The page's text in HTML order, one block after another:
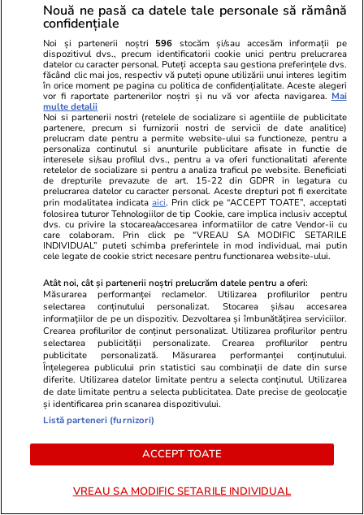
Apărării, Elbridge Colby:
România, pilon-cheie în noua
doctrină „NATO 3.0”
PARTENERI
ZiaruldeIasi.ro
Motivul interesant pentru care o
elevă din rural cu o medie de top
la Evaluarea Națională a ales un
liceu tehnologic. „Este o
nebuloasă și pentru noi”
Fanatik.ro
Meme
transferul
„E
ULTIMELE ȘTIRI
Nouă ne pasă ca datele tale personale să rămână
confidențiale
Noi și partenerii noștri 596 stocăm și/sau accesăm informații pe
dispozitivul dvs., precum identificatorii cookie unici pentru prelucrarea
datelor cu caracter personal. Puteți accepta sau gestiona preferințele dvs.
făcând clic mai jos, respectiv vă puteți opune utilizării unui interes legitim
în orice moment pe pagina cu politica de confidențialitate. Aceste alegeri
vor fi raportate partenerilor noștri și nu vă vor afecta navigarea. Mai
multe detalii
Noi si partenerii nostri (retelele de socializare si agentiile de publicitate
partenere, precum si furnizorii nostri de servicii de date analitice)
prelucram date pentru a permite website-ului sa functioneze, pentru a
personaliza continutul si anunturile publicitare afisate in functie de
interesele si/sau profilul dvs., pentru a va oferi functionalitati aferente
retelelor de socializare si pentru a analiza traficul pe website. Beneficiati
de drepturile prevazute de art. 15-22 din GDPR in legatura cu
prelucrarea datelor cu caracter personal. Aceste drepturi pot fi exercitate
prin modalitatea indicataaici. Prin click pe “ACCEPT TOATE”, acceptati
folosirea tuturor Tehnologiilor de tip Cookie, care implica inclusiv acceptul
dvs. cu privire la stocarea/accesarea informatiilor de catre Vendor-ii cu
care colaboram. Prin click pe “VREAU SA MODIFIC SETARILE
INDIVIDUAL” puteti schimba preferintele in mod individual, mai putin
cele legate de cookie strict necesare pentru functionarea website-ului.
Atât noi, cât și partenerii noștri prelucrăm datele pentru a oferi:
Măsurarea performanței reclamelor. Utilizarea profilurilor pentru
selectarea conținutului personalizat. Stocarea și/sau accesarea
informațiilor de pe un dispozitiv. Dezvoltarea și îmbunătățirea serviciilor.
Crearea profilurilor de conținut personalizat. Utilizarea profilurilor pentru
selectarea publicității personalizate. Crearea profilurilor pentru
publicitate personalizată. Măsurarea performanței conținutului.
Înțelegerea publicului prin statistici sau combinații de date din surse
diferite. Utilizarea datelor limitate pentru a selecta conținutul. Utilizarea
de date limitate pentru a selecta publicitatea. Date precise de geolocație
și identificarea prin scanarea dispozitivului.
Listă parteneri (furnizori)
ACCEPT TOATE
VREAU SA MODIFIC SETARILE INDIVIDUAL